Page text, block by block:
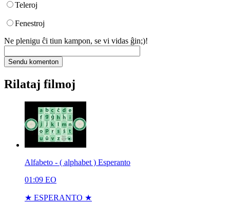
Teleroj
Fenestroj
Ne plenigu ĉi tiun kampon, se vi vidas ĝin;)!
Rilataj filmoj
Alfabeto - ( alphabet ) Esperanto
01:09 EO
★ ESPERANTO ★